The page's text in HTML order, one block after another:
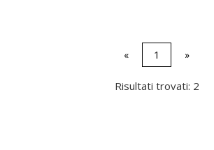
« 1 »
Risultati trovati: 2